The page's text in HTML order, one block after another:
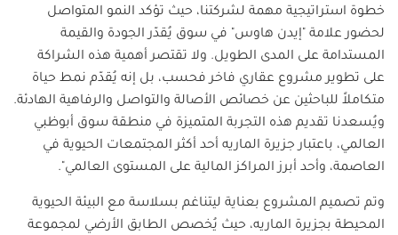
خطوة استراتيجية مهمة لشركتنا، حيث تؤكد النمو المتواصل
لحضور علامة "إيدن هاوس" في سوق يُقدّر الجودة والقيمة
المستدامة على المدى الطويل. ولا تقتصر أهمية هذه الشراكة
على تطوير مشروع عقاري فاخر فحسب، بل إنه يُقدّم نمط حياة
متكاملاً للباحثين عن خصائص الأصالة والتواصل والرفاهية الهادئة.
ويُسعدنا تقديم هذه التجربة المتميزة في منطقة سوق أبوظبي
العالمي، باعتبار جزيرة الماريه أحد أكثر المجتمعات الحيوية في
العاصمة، وأحد أبرز المراكز المالية على المستوى العالمي ".
وتم تصميم المشروع بعناية ليتناغم بسلاسة مع البيئة الحيوية
المحيطة بجزيرة الماريه، حيث يُخصص الطابق الأرضي لمجموعة